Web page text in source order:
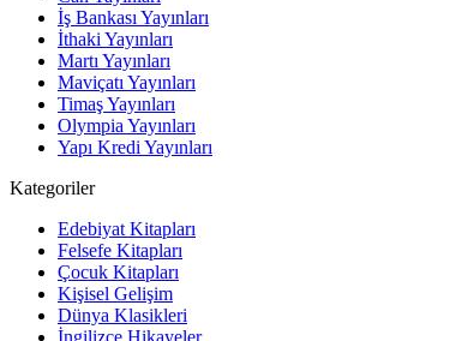
İş Bankası Yayınları
İthaki Yayınları
Martı Yayınları
Maviçatı Yayınları
Timaş Yayınları
Olympia Yayınları
Yapı Kredi Yayınları
Kategoriler
Edebiyat Kitapları
Felsefe Kitapları
Çocuk Kitapları
Kişisel Gelişim
Dünya Klasikleri
İngilizce Hikayeler